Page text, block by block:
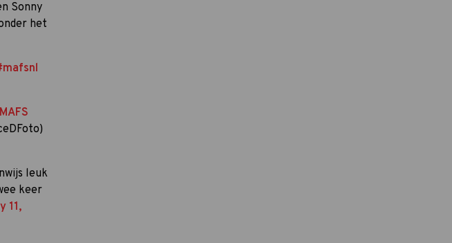
Sonny
het
leuk
keer
11,